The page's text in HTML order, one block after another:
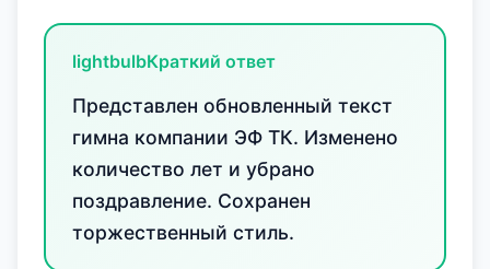
lightbulbКраткий ответ
Представлен обновленный текст
гимна компании ЭФ ТК. Изменено
количество лет и убрано
поздравление. Сохранен
торжественный стиль.